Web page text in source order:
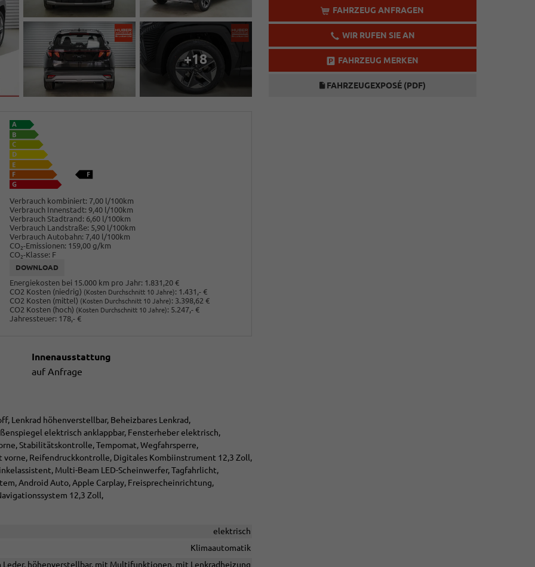
FAHRZEUG ANFRAGEN
WIR RUFEN SIE AN
FAHRZEUG MERKEN
FAHRZEUGEXPOSÉ (PDF)
+18
Verbrauch kombiniert: 7,00 l/100km
Verbrauch Innenstadt: 9,40 l/100km
Verbrauch Stadtrand: 6,60 l/100km
Verbrauch Landstraße: 5,90 l/100km
Verbrauch Autobahn: 7,40 l/100km
CO2-Emissionen: 159,00 g/km
CO2-Klasse: F
DOWNLOAD
Energiekosten bei 15.000 km pro Jahr: 1.831,20 €
CO2 Kosten (niedrig) (Kosten Durchschnitt 10 Jahre): 1.431,- €
CO2 Kosten (mittel) (Kosten Durchschnitt 10 Jahre): 3.398,62 €
CO2 Kosten (hoch) (Kosten Durchschnitt 10 Jahre): 5.247,- €
Jahressteuer: 178,- €
Innenausstattung
auf Anfrage
Lenkrad höhenverstellbar, Beheizbares Lenkrad,
elektrisch anklappbar, Fensterheber elektrisch,
Stabilitätskontrolle, Tempomat, Wegfahrsperre,
Reifendruckkontrolle, Digitales Kombiinstrument 12,3 Zoll,
Multi-Beam LED-Scheinwerfer, Tagfahrlicht,
Android Auto, Apple Carplay, Freisprecheinrichtung,
12,3 Zoll,
elektrisch
Klimaautomatik
Leder, höhenverstellbar, mit Multifunktionen, mit Lenkradheizung